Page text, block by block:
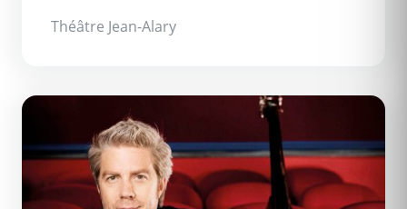
Théâtre Jean-Alary
Kyle Eastwood « Eastwood by Eastwood »